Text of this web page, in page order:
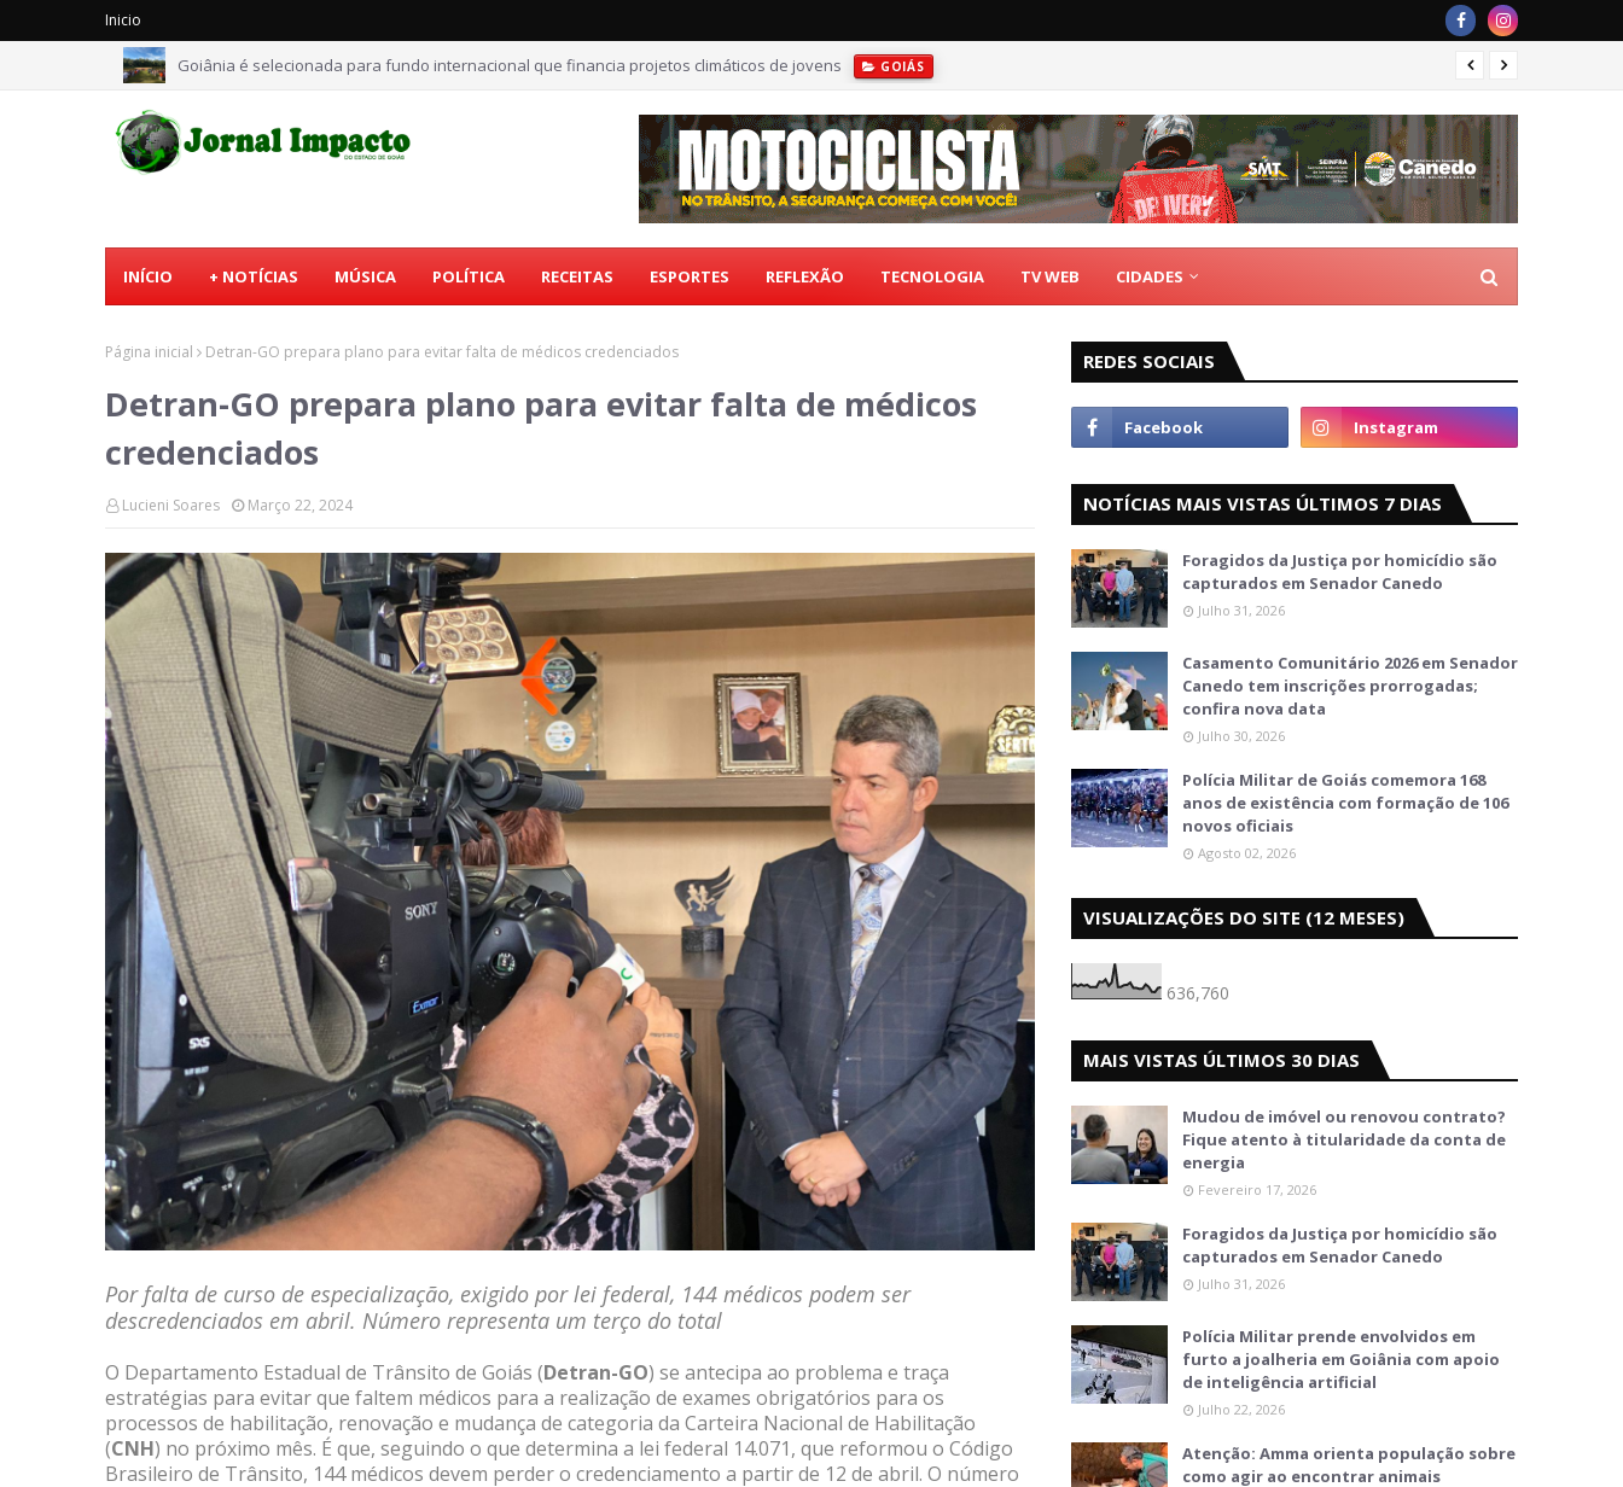
Inicio
Goiânia é selecionada para fundo internacional que financia projetos climáticos de jovens GOIÁS
INÍCIO + NOTÍCIAS MÚSICA POLÍTICA RECEITAS ESPORTES REFLEXÃO TECNOLOGIA TV WEB CIDADES
Página inicial Detran-GO prepara plano para evitar falta de médicos credenciados
Detran-GO prepara plano para evitar falta de médicos
credenciados
Lucieni Soares Março 22, 2024
Por falta de curso de especialização, exigido por lei federal, 144 médicos podem ser
descredenciados em abril. Número representa um terço do total
O Departamento Estadual de Trânsito de Goiás (Detran-GO) se antecipa ao problema e traça
estratégias para evitar que faltem médicos para a realização de exames obrigatórios para os
processos de habilitação, renovação e mudança de categoria da Carteira Nacional de Habilitação
(CNH) no próximo mês. É que, seguindo o que determina a lei federal 14.071, que reformou o Código
Brasileiro de Trânsito, 144 médicos devem perder o credenciamento a partir de 12 de abril. O número
REDES SOCIAIS
NOTÍCIAS MAIS VISTAS ÚLTIMOS 7 DIAS
Foragidos da Justiça por homicídio são
capturados em Senador Canedo
Julho 31, 2026
Casamento Comunitário 2026 em Senador
Canedo tem inscrições prorrogadas;
confira nova data
Julho 30, 2026
Polícia Militar de Goiás comemora 168
anos de existência com formação de 106
novos oficiais
Agosto 02, 2026
VISUALIZAÇÕES DO SITE (12 MESES)
636,760
MAIS VISTAS ÚLTIMOS 30 DIAS
Mudou de imóvel ou renovou contrato?
Fique atento à titularidade da conta de
energia
Fevereiro 17, 2026
Foragidos da Justiça por homicídio são
capturados em Senador Canedo
Julho 31, 2026
Polícia Militar prende envolvidos em
furto a joalheria em Goiânia com apoio
de inteligência artificial
Julho 22, 2026
Atenção: Amma orienta população sobre
como agir ao encontrar animais